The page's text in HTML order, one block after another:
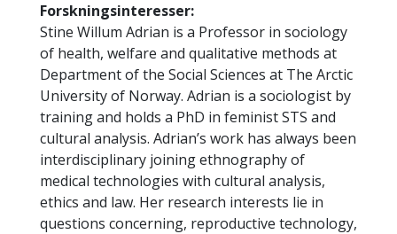
Forskningsinteresser:
Stine Willum Adrian is a Professor in sociology
of health, welfare and qualitative methods at
Department of the Social Sciences at The Arctic
University of Norway. Adrian is a sociologist by
training and holds a PhD in feminist STS and
cultural analysis. Adrian’s work has always been
interdisciplinary joining ethnography of
medical technologies with cultural analysis,
ethics and law. Her research interests lie in
questions concerning, reproductive technology,